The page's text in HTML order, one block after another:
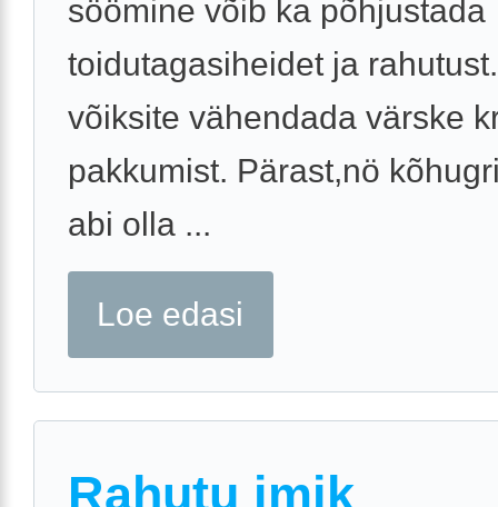
söömine võib ka põhjustada
toidutagasiheidet ja
võiksite vähendada värske
pakkumist. Pärast,nö
abi olla ...
Loe edasi
Rahutu imik